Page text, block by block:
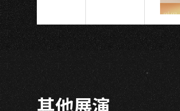
銅
爛
鐵
三
十
周
年
其他展演